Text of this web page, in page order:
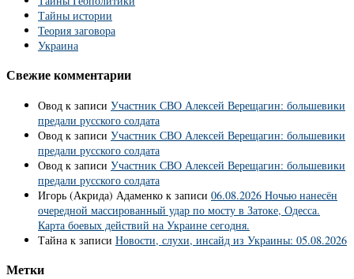
Тайны истории
Теория заговора
Украина
Свежие комментарии
Овод к записи Участник СВО Алексей Верещагин: большевики
предали русского солдата
Овод к записи Участник СВО Алексей Верещагин: большевики
предали русского солдата
Овод к записи Участник СВО Алексей Верещагин: большевики
предали русского солдата
Игорь (Акрида) Адаменко к записи 06.08.2026 Ночью нанесён
очередной массированный удар по мосту в Затоке, Одесса.
Карта боевых действий на Украине сегодня.
Тайна к записи Новости, слухи, инсайд из Украины: 05.08.2026
Метки